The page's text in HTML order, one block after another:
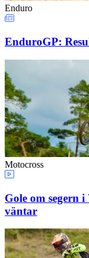
Enduro
EnduroGP:
Motocross
Gole om segern
väntar